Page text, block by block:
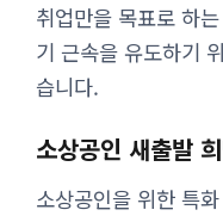
취업만을 목표로 하
기 근속을 유도하기
습니다.
소상공인 새출발
소상공인을 위한 특